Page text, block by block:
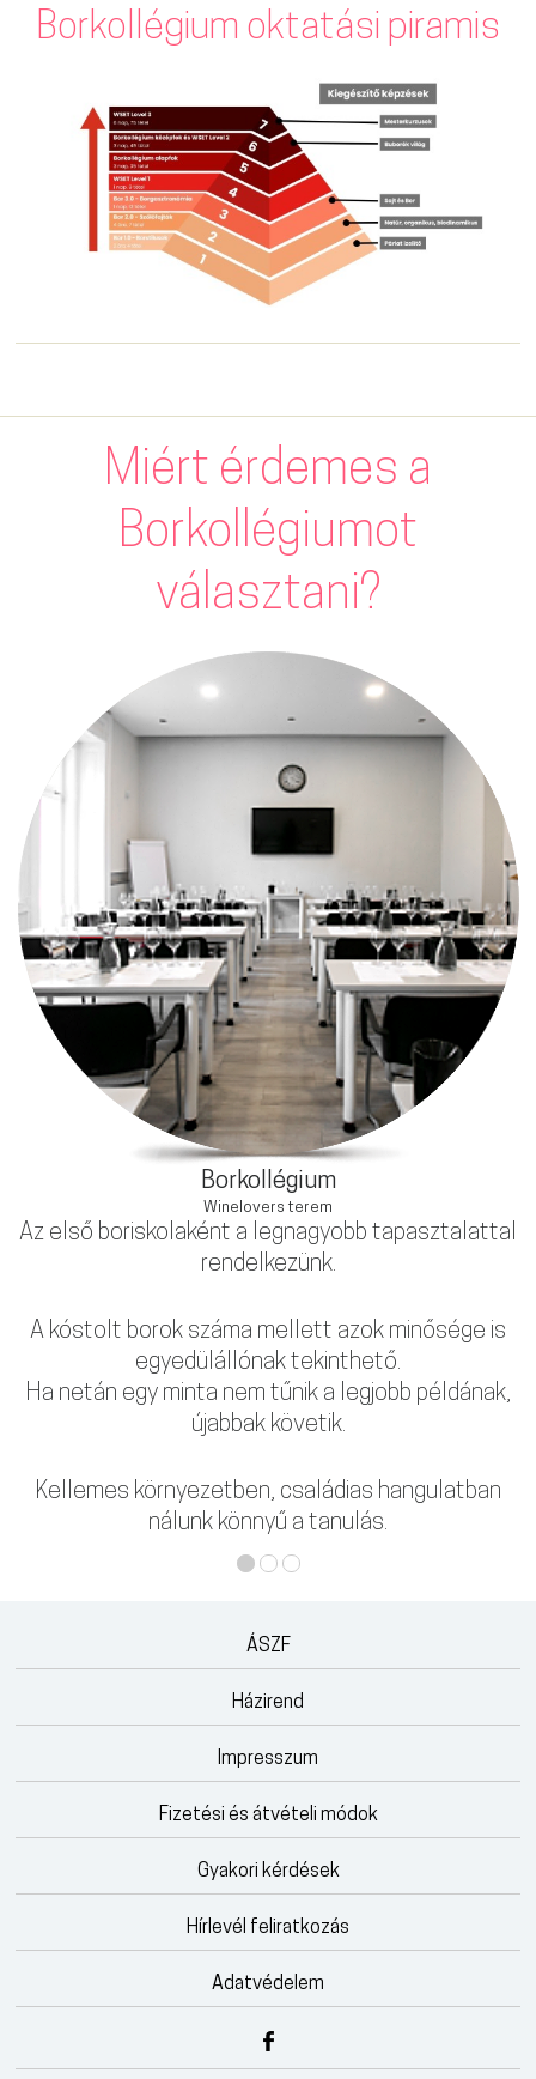
Borkollégium oktatási piramis
Miért érdemes a
Borkollégiumot
választani?
Borkollégium
Winelovers terem
Az első boriskolaként a legnagyobb tapasztalattal
rendelkezünk.
A kóstolt borok száma mellett azok minősége is
egyedülállónak tekinthető.
Ha netán egy minta nem tűnik a legjobb példának,
újabbak követik.
Kellemes környezetben, családias hangulatban
nálunk könnyű a tanulás.
ÁSZF
Házirend
Impresszum
Fizetési és átvételi módok
Gyakori kérdések
Hírlevél feliratkozás
Adatvédelem